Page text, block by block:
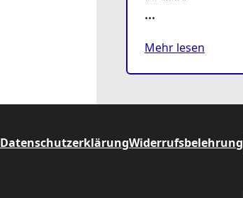
…
Mehr lesen
DatenschutzerklärungWiderrufsbelehrung